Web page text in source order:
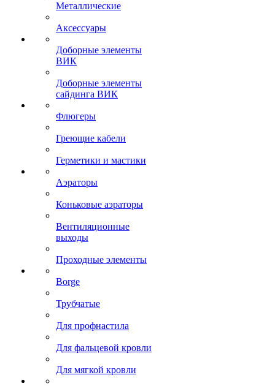
Металлические
Аксессуары
Доборные элементы
ВИК
Доборные элементы
сайдинга ВИК
Флюгеры
Греющие кабели
Герметики и мастики
Аэраторы
Коньковые аэраторы
Вентиляционные
выходы
Проходные элементы
Borge
Трубчатые
Для профнастила
Для фальцевой кровли
Для мягкой кровли